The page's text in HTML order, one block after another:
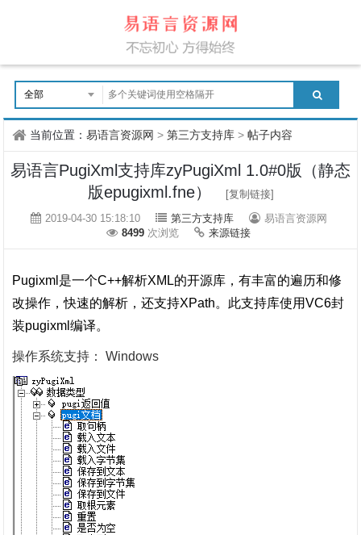
当前位置：易语言资源网 >第三方支持库 >帖子内容
易语言PugiXml支持库zyPugiXml 1.0#0版（静态
版epugixml.fne）
[复制链接]
2019-04-30 15:18:10
第三方支持库
易语言资源网
8499 次浏览 来源链接
Pugixml是一个C++解析XML的开源库，有丰富的遍历和修
改操作，快速的解析，还支持XPath。 此支持库使用VC6封
装pugixml编译。
操作系统支持： Windows